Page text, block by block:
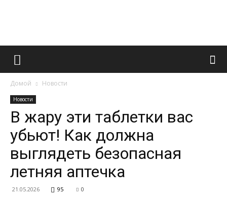
Французский
и
Домой Новости
Новости
В жару эти таблетки вас
убьют! Как должна
выглядеть безопасная
летняя аптечка
21.05.2026 95 0